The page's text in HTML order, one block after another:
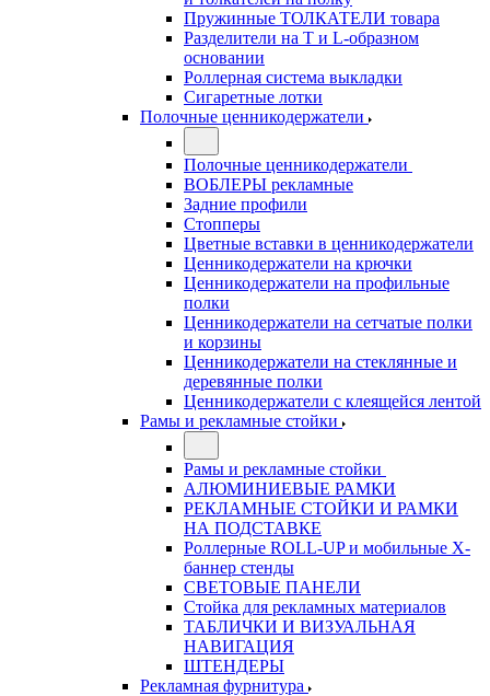
Пружинные ТОЛКАТЕЛИ товара
Разделители на Т и L-образном
основании
Роллерная система выкладки
Сигаретные лотки
Полочные ценникодержатели
Полочные ценникодержатели
ВОБЛЕРЫ рекламные
Задние профили
Стопперы
Цветные вставки в ценникодержатели
Ценникодержатели на крючки
Ценникодержатели на профильные
полки
Ценникодержатели на сетчатые полки
и корзины
Ценникодержатели на стеклянные и
деревянные полки
Ценникодержатели с клеящейся лентой
Рамы и рекламные стойки
Рамы и рекламные стойки
АЛЮМИНИЕВЫЕ РАМКИ
РЕКЛАМНЫЕ СТОЙКИ И РАМКИ
НА ПОДСТАВКЕ
Роллерные ROLL-UP и мобильные X-
баннер стенды
СВЕТОВЫЕ ПАНЕЛИ
Стойка для рекламных материалов
ТАБЛИЧКИ И ВИЗУАЛЬНАЯ
НАВИГАЦИЯ
ШТЕНДЕРЫ
Рекламная фурнитура